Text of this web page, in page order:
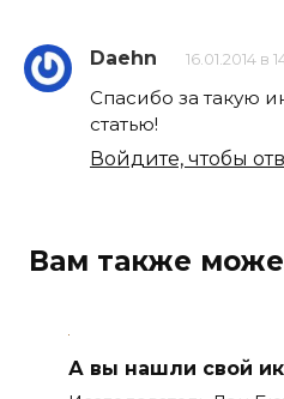
Daehn 16.01.2014 в
Спасибо за такую
статью!
Войдите, чтобы
Вам также
А вы нашли свой